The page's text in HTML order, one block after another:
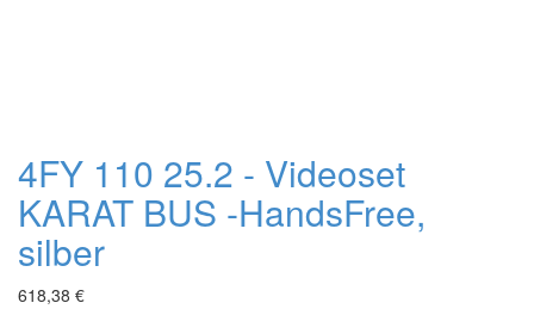
4FY 110 25.2 - Videoset
KARAT BUS -HandsFree,
silber
618,38 €